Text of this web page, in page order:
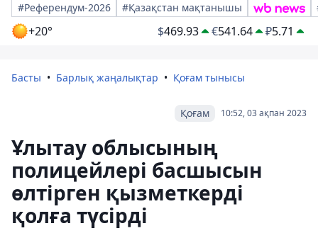
#Референдум-2026
#Қазақстан мақтанышы
+20° $469.93 €541.64 ₽5.71
Басты Барлық жаңалықтар Қоғам тынысы
10:52, 03 ақпан 2023
Қоғам
Ұлытау облысының
полицейлері басшысын
өлтірген қызметкерді
қолға түсірді